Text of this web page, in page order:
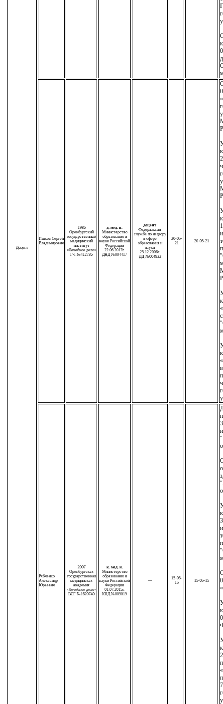
Доцент
Ишков Сергей
Владимирович
1986
Оренбургский
государственный
медицинский
институт
«Лечебное дело»
Г-I №412736
д. мед. н.
Министерство
образования и
науки Российской
Федерации
22.06.2017г.
ДНД №004417
доцент
Федеральная
служба по надзору
в сфере
образования и
науки
25.12.2006г.
ДЦ №004932
20-05-
21
20-05-21
Рябченко
Александр
Юрьевич
2007
Оренбургская
государственная
медицинская
академия
«Лечебное дело»
ВСГ №1620740
к. мед. н.
Министерство
образования и
науки Российской
Федерации
01.07.2015г.
КНД №009019
—
15-05-
15
15-05-15